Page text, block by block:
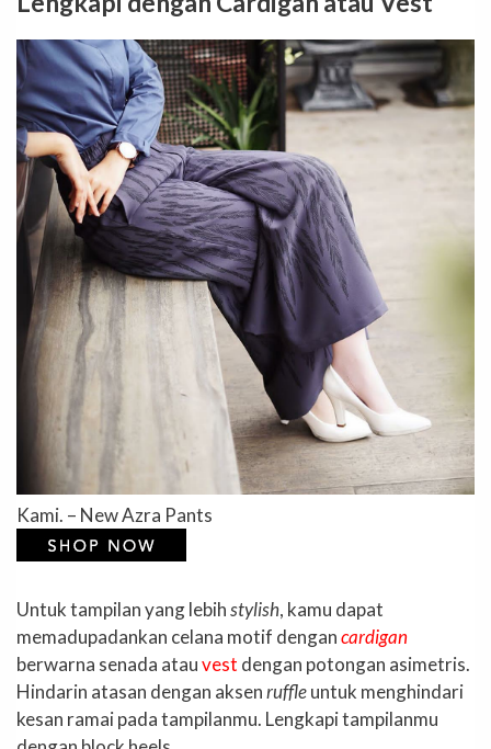
Kami. – New Azra Pants
Untuk tampilan yang lebihstylish, kamu dapat
memadupadankan celana motif dengancardigan
berwarna senada atauvest dengan potongan asimetris.
Hindarin atasan dengan aksenruffleuntuk menghindari
kesan ramai pada tampilanmu. Lengkapi tampilanmu